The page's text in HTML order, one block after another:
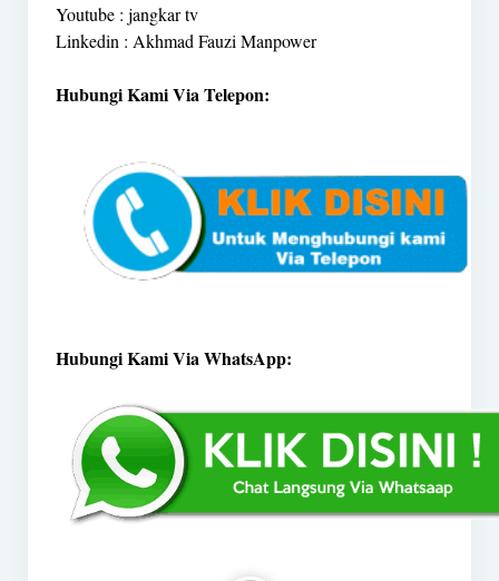
Youtube : jangkar tv
Linkedin : Akhmad Fauzi Manpower
Hubungi Kami Via Telepon:
Hubungi Kami Via WhatsApp: